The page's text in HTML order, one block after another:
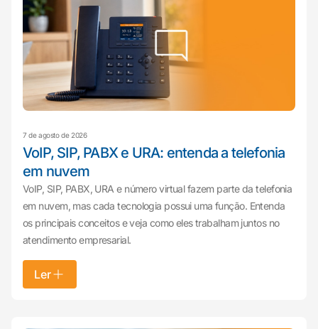
7 de agosto de 2026
VoIP, SIP, PABX e URA: entenda a telefonia
em nuvem
VoIP, SIP, PABX, URA e número virtual fazem parte da telefonia
em nuvem, mas cada tecnologia possui uma função. Entenda
os principais conceitos e veja como eles trabalham juntos no
atendimento empresarial.
Ler